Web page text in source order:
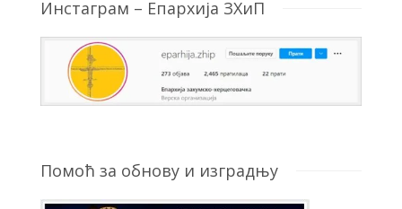
Инстаграм – Епархија ЗХиП
Помоћ за обнову и изградњу